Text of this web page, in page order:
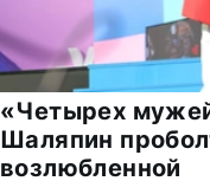
«Четырех
Шаляпин
возлюбленной